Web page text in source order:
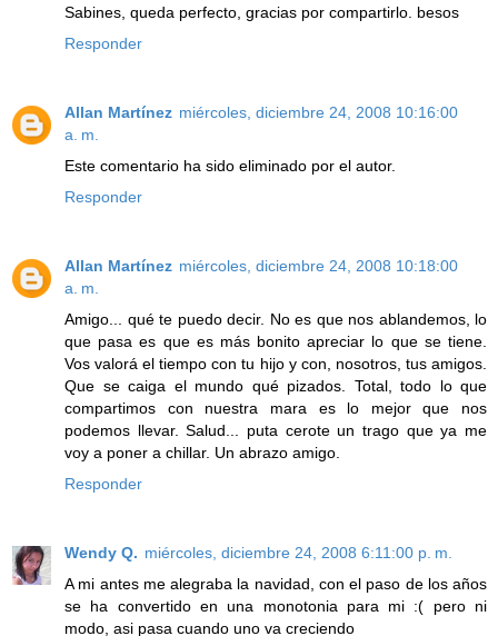
Sabines, queda perfecto, gracias por compartirlo. besos
Responder
Allan Martínez miércoles, diciembre 24, 2008 10:16:00
a. m.
Este comentario ha sido eliminado por el autor.
Responder
Allan Martínez miércoles, diciembre 24, 2008 10:18:00
a. m.
Amigo... qué te puedo decir. No es que nos ablandemos, lo
que pasa es que es más bonito apreciar lo que se tiene.
Vos valorá el tiempo con tu hijo y con, nosotros, tus amigos.
Que se caiga el mundo qué pizados. Total, todo lo que
compartimos con nuestra mara es lo mejor que nos
podemos llevar. Salud... puta cerote un trago que ya me
voy a poner a chillar. Un abrazo amigo.
Responder
Wendy Q. miércoles, diciembre 24, 2008 6:11:00 p. m.
A mi antes me alegraba la navidad, con el paso de los años
se ha convertido en una monotonia para mi :( pero ni
modo, asi pasa cuando uno va creciendo